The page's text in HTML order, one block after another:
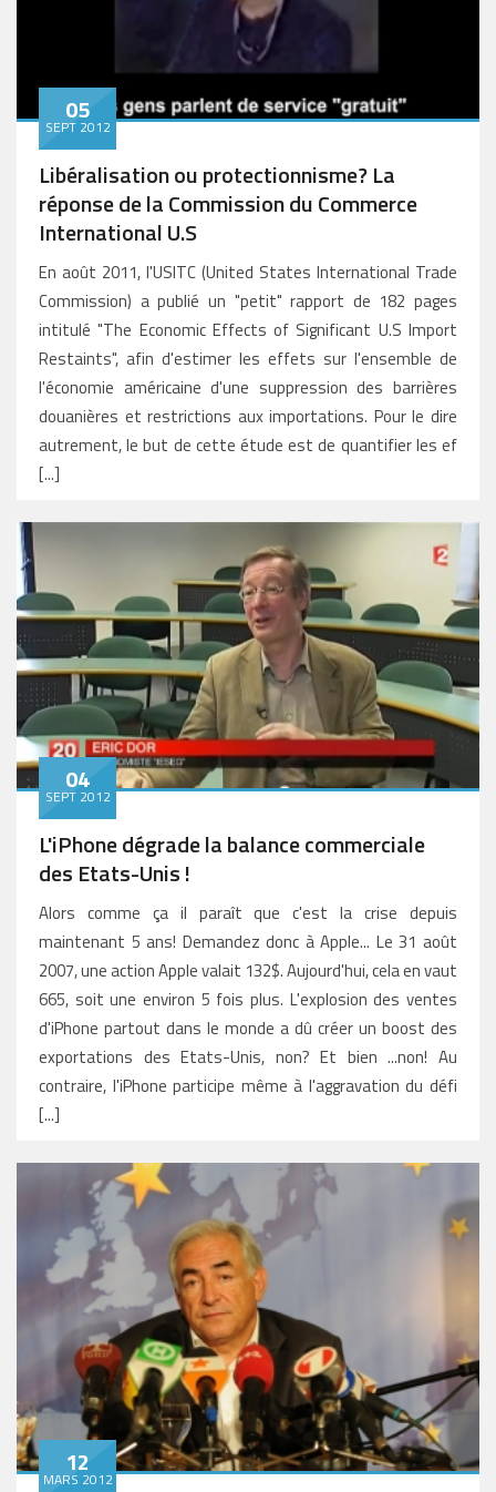
05
SEPT 2012
Libéralisation ou protectionnisme? La
réponse de la Commission du Commerce
International U.S
En août 2011, l'USITC (United States International Trade
Commission) a publié un "petit" rapport de 182 pages
intitulé "The Economic Effects of Significant U.S Import
Restaints", afin d'estimer les effets sur l'ensemble de
l'économie américaine d'une suppression des barrières
douanières et restrictions aux importations. Pour le dire
autrement, le but de cette étude est de quantifier les ef
[...]
04
SEPT 2012
L'iPhone dégrade la balance commerciale
des Etats-Unis !
Alors comme ça il paraît que c'est la crise depuis
maintenant 5 ans! Demandez donc à Apple... Le 31 août
2007, une action Apple valait 132$. Aujourd'hui, cela en vaut
665, soit une environ 5 fois plus. L'explosion des ventes
d'iPhone partout dans le monde a dû créer un boost des
exportations des Etats-Unis, non? Et bien ...non! Au
contraire, l'iPhone participe même à l'aggravation du défi
[...]
12
MARS 2012